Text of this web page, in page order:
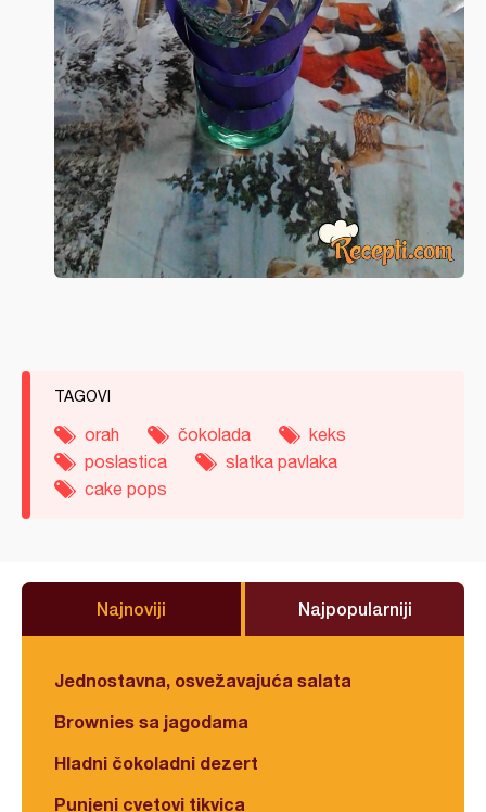
TAGOVI
orah čokolada
keks
poslastica
slatka pavlaka
cake pops
Najnoviji Najpopularniji
Jednostavna, osvežavajuća salata
Brownies sa jagodama
Hladni čokoladni dezert
Punjeni cvetovi tikvica